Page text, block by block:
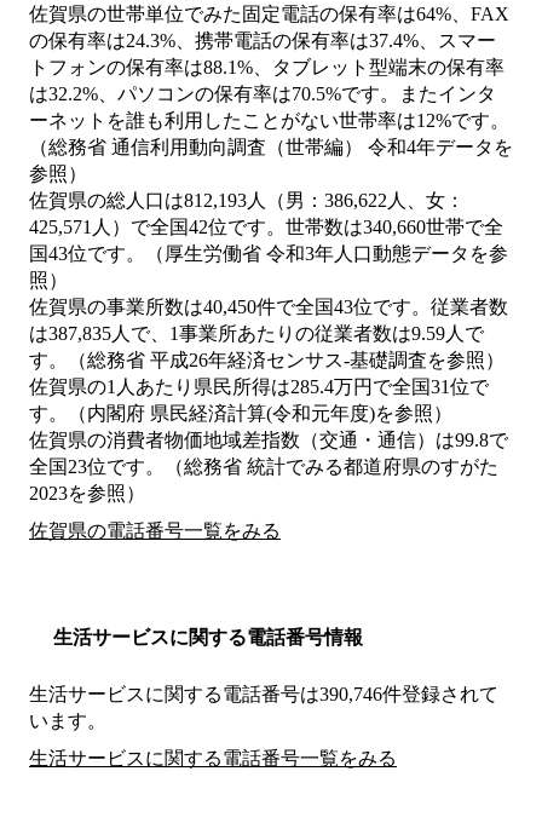
佐賀県の世帯単位でみた固定電話の保有率は64%、FAX
の保有率は24.3%、携帯電話の保有率は37.4%、スマー
トフォンの保有率は88.1%、タブレット型端末の保有率
は32.2%、パソコンの保有率は70.5%です。またインタ
ーネットを誰も利用したことがない世帯率は12%です。
（総務省 通信利用動向調査（世帯編） 令和4年データを
参照）
佐賀県の総人口は812,193人（男：386,622人、女：
425,571人）で全国42位です。世帯数は340,660世帯で全
国43位です。（厚生労働省 令和3年人口動態データを参
照）
佐賀県の事業所数は40,450件で全国43位です。従業者数
は387,835人で、1事業所あたりの従業者数は9.59人で
す。（総務省 平成26年経済センサス‐基礎調査を参照）
佐賀県の1人あたり県民所得は285.4万円で全国31位で
す。（内閣府 県民経済計算(令和元年度)を参照）
佐賀県の消費者物価地域差指数（交通・通信）は99.8で
全国23位です。（総務省 統計でみる都道府県のすがた
2023を参照）
佐賀県の電話番号一覧をみる
生活サービスに関する電話番号情報
生活サービスに関する電話番号は390,746件登録されて
います。
生活サービスに関する電話番号一覧をみる